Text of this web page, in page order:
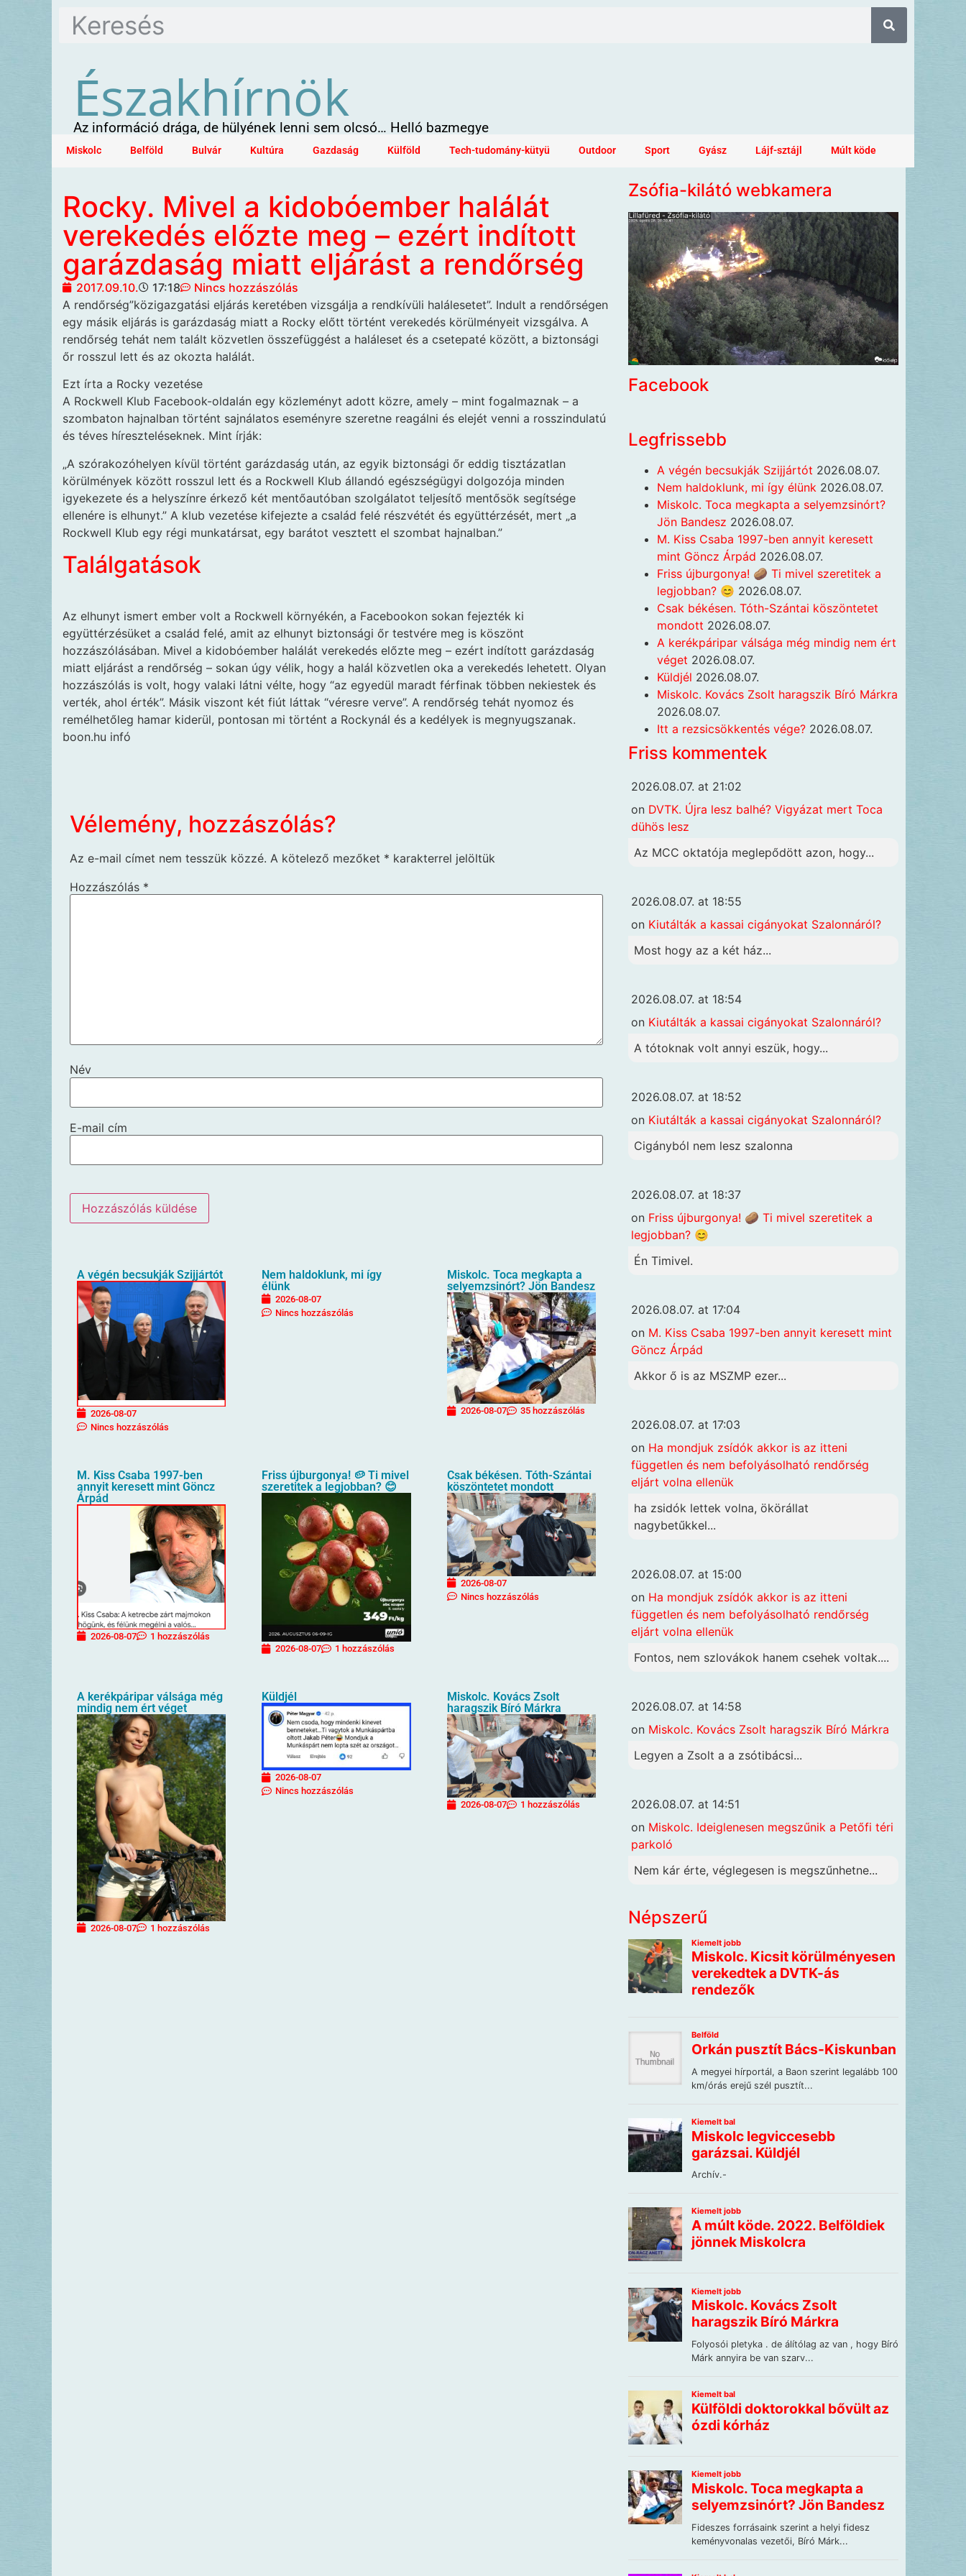
Északhírnök
Az információ drága, de hülyének lenni sem olcsó… Helló bazmegye
Miskolc Belföld Bulvár Kultúra Gazdaság Külföld Tech-tudomány-kütyü Outdoor Sport Gyász Lájf-sztájl Múlt köde
Rocky. Mivel a kidobóember halálát
verekedés előzte meg – ezért indított
garázdaság miatt eljárást a rendőrség
2017.09.10. 17:18
Nincs hozzászólás
A rendőrség”közigazgatási eljárás keretében vizsgálja a rendkívüli halálesetet”. Indult a rendőrségen
egy másik eljárás is garázdaság miatt a Rocky előtt történt verekedés körülményeit vizsgálva. A
rendőrség tehát nem talált közvetlen összefüggést a haláleset és a csetepaté között, a biztonsági
őr rosszul lett és az okozta halálát.
Ezt írta a Rocky vezetése
A Rockwell Klub Facebook-oldalán egy közleményt adott közre, amely – mint fogalmaznak – a
szombaton hajnalban történt sajnálatos eseményre szeretne reagálni és elejét venni a rosszindulatú
és téves híreszteléseknek. Mint írják:
„A szórakozóhelyen kívül történt garázdaság után, az egyik biztonsági őr eddig tisztázatlan
körülmények között rosszul lett és a Rockwell Klub állandó egészségügyi dolgozója minden
igyekezete és a helyszínre érkező két mentőautóban szolgálatot teljesítő mentősök segítsége
ellenére is elhunyt.” A klub vezetése kifejezte a család felé részvétét és együttérzését, mert „a
Rockwell Klub egy régi munkatársat, egy barátot vesztett el szombat hajnalban.”
Találgatások
Az elhunyt ismert ember volt a Rockwell környékén, a Facebookon sokan fejezték ki
együttérzésüket a család felé, amit az elhunyt biztonsági őr testvére meg is köszönt
hozzászólásában. Mivel a kidobóember halálát verekedés előzte meg – ezért indított garázdaság
miatt eljárást a rendőrség – sokan úgy vélik, hogy a halál közvetlen oka a verekedés lehetett. Olyan
hozzászólás is volt, hogy valaki látni vélte, hogy “az egyedül maradt férfinak többen nekiestek és
verték, ahol érték”. Másik viszont két fiút láttak “véresre verve”. A rendőrség tehát nyomoz és
remélhetőleg hamar kiderül, pontosan mi történt a Rockynál és a kedélyek is megnyugszanak.
boon.hu infó
Vélemény, hozzászólás?
Az e-mail címet nem tesszük közzé. A kötelező mezőket * karakterrel jelöltük
Hozzászólás *
Név
E-mail cím
A végén becsukják Szijjártót
2026-08-07
Nincs hozzászólás
Nem haldoklunk, mi így
élünk
2026-08-07
Nincs hozzászólás
Miskolc. Toca megkapta a
selyemzsinórt? Jön Bandesz
2026-08-07 35 hozzászólás
M. Kiss Csaba 1997-ben
annyit keresett mint Göncz
Árpád
2026-08-07 1 hozzászólás
Friss újburgonya! 🥔 Ti mivel
szeretitek a legjobban? 😊
2026-08-07 1 hozzászólás
Csak békésen. Tóth-Szántai
köszöntetet mondott
2026-08-07
Nincs hozzászólás
A kerékpáripar válsága még
mindig nem ért véget
2026-08-07 1 hozzászólás
Küldjél
2026-08-07
Nincs hozzászólás
Miskolc. Kovács Zsolt
haragszik Bíró Márkra
2026-08-07 1 hozzászólás
Zsófia-kilátó webkamera
Facebook
Legfrissebb
A végén becsukják Szijjártót 2026.08.07.
Nem haldoklunk, mi így élünk 2026.08.07.
Miskolc. Toca megkapta a selyemzsinórt?
Jön Bandesz 2026.08.07.
M. Kiss Csaba 1997-ben annyit keresett
mint Göncz Árpád 2026.08.07.
Friss újburgonya! 🥔 Ti mivel szeretitek a
legjobban? 😊 2026.08.07.
Csak békésen. Tóth-Szántai köszöntetet
mondott 2026.08.07.
A kerékpáripar válsága még mindig nem ért
véget 2026.08.07.
Küldjél 2026.08.07.
Miskolc. Kovács Zsolt haragszik Bíró Márkra
2026.08.07.
Itt a rezsicsökkentés vége? 2026.08.07.
Friss kommentek
2026.08.07. at 21:02
on DVTK. Újra lesz balhé? Vigyázat mert Toca
dühös lesz
Az MCC oktatója meglepődött azon, hogy...
2026.08.07. at 18:55
on Kiutálták a kassai cigányokat Szalonnáról?
Most hogy az a két ház...
2026.08.07. at 18:54
on Kiutálták a kassai cigányokat Szalonnáról?
A tótoknak volt annyi eszük, hogy...
2026.08.07. at 18:52
on Kiutálták a kassai cigányokat Szalonnáról?
Cigányból nem lesz szalonna
2026.08.07. at 18:37
on Friss újburgonya! 🥔 Ti mivel szeretitek a
legjobban? 😊
Én Timivel.
2026.08.07. at 17:04
on M. Kiss Csaba 1997-ben annyit keresett mint
Göncz Árpád
Akkor ő is az MSZMP ezer...
2026.08.07. at 17:03
on Ha mondjuk zsídók akkor is az itteni
független és nem befolyásolható rendőrség
eljárt volna ellenük
ha zsidók lettek volna, ökörállat
nagybetűkkel...
2026.08.07. at 15:00
on Ha mondjuk zsídók akkor is az itteni
független és nem befolyásolható rendőrség
eljárt volna ellenük
Fontos, nem szlovákok hanem csehek voltak....
2026.08.07. at 14:58
on Miskolc. Kovács Zsolt haragszik Bíró Márkra
Legyen a Zsolt a a zsótibácsi...
2026.08.07. at 14:51
on Miskolc. Ideiglenesen megszűnik a Petőfi téri
parkoló
Nem kár érte, véglegesen is megszűnhetne...
Népszerű